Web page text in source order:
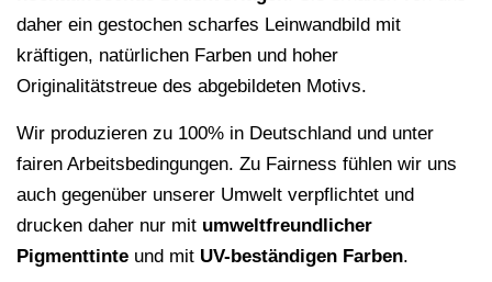
daher ein gestochen scharfes Leinwandbild mit
kräftigen, natürlichen Farben und hoher
Originalitätstreue des abgebildeten Motivs.
Wir produzieren zu 100% in Deutschland und unter
fairen Arbeitsbedingungen. Zu Fairness fühlen wir uns
auch gegenüber unserer Umwelt verpflichtet und
drucken daher nur mit umweltfreundlicher
Pigmenttinte und mit UV-beständigen Farben.